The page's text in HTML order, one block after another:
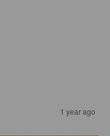
1 year ago